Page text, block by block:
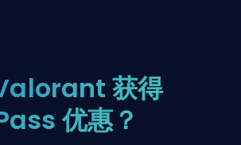
获得
优惠？